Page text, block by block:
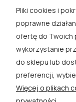
Pliki cookies i
poprawne
ofertę do Twoich
wykorzystanie
do sklepu lub
preferencji,
Więcej o plikach